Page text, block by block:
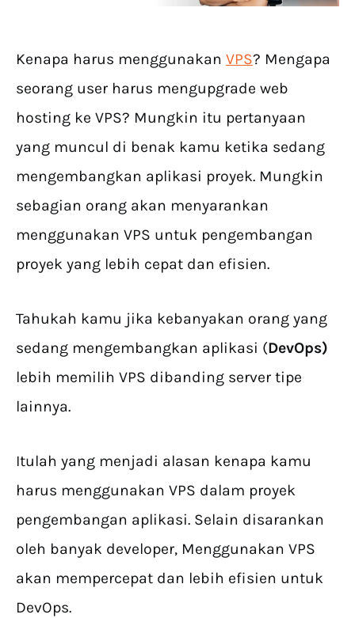
Kenapa harus menggunakan VPS? Mengapa
seorang user harus mengupgrade web
hosting ke VPS? Mungkin itu pertanyaan
yang muncul di benak kamu ketika sedang
mengembangkan aplikasi proyek. Mungkin
sebagian orang akan menyarankan
menggunakan VPS untuk pengembangan
proyek yang lebih cepat dan efisien.
Tahukah kamu jika kebanyakan orang yang
sedang mengembangkan aplikasi (DevOps)
lebih memilih VPS dibanding server tipe
lainnya.
Itulah yang menjadi alasan kenapa kamu
harus menggunakan VPS dalam proyek
pengembangan aplikasi. Selain disarankan
oleh banyak developer, Menggunakan VPS
akan mempercepat dan lebih efisien untuk
DevOps.